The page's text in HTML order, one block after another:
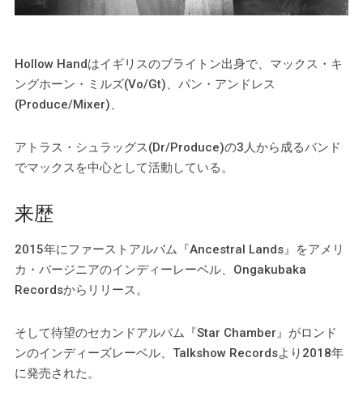
Hollow Handはイギリスのブライトン出身で、マックス・キ
ングホーン・ミルズ(Vo/Gt)、パン・アンドレス
(Produce/Mixer)、
アトラス・シュラッグス(Dr/Produce)の3人から成るバンド
でマックスを中心として活動している。
来歴
2015年にファーストアルバム『Ancestral Lands』をアメリ
カ・バージニアのインディーレーベル、Ongakubaka
Recordsからリリース。
そして待望のセカンドアルバム『Star Chamber』がロンド
ンのインディーズレーベル、Talkshow Recordsより2018年
に発売された。